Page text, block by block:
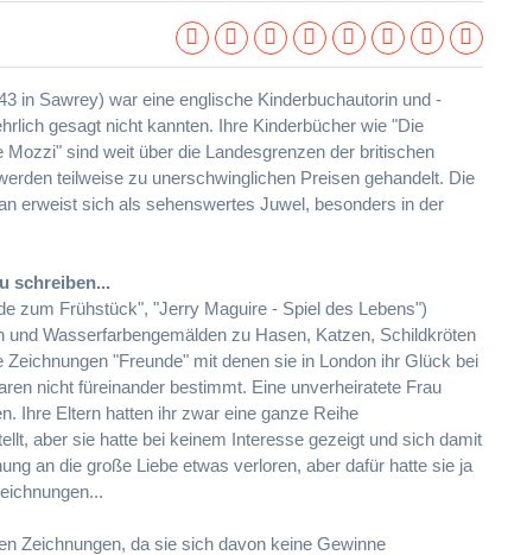
in Sawrey) war eine englische Kinderbuchautorin und -
gesagt nicht kannten. Ihre Kinderbücher wie "Die
sind weit über die Landesgrenzen der britischen
teilweise zu unerschwinglichen Preisen gehandelt. Die
erweist sich als sehenswertes Juwel, besonders in der
schreiben...
zum Frühstück", "Jerry Maguire - Spiel des Lebens")
Wasserfarbengemälden zu Hasen, Katzen, Schildkröten
"Freunde" mit denen sie in London ihr Glück bei
nicht füreinander bestimmt. Eine unverheiratete Frau
Ihre Eltern hatten ihr zwar eine ganze Reihe
aber sie hatte bei keinem Interesse gezeigt und sich damit
an die große Liebe etwas verloren, aber dafür hatte sie ja
Zeichnungen, da sie sich davon keine Gewinne